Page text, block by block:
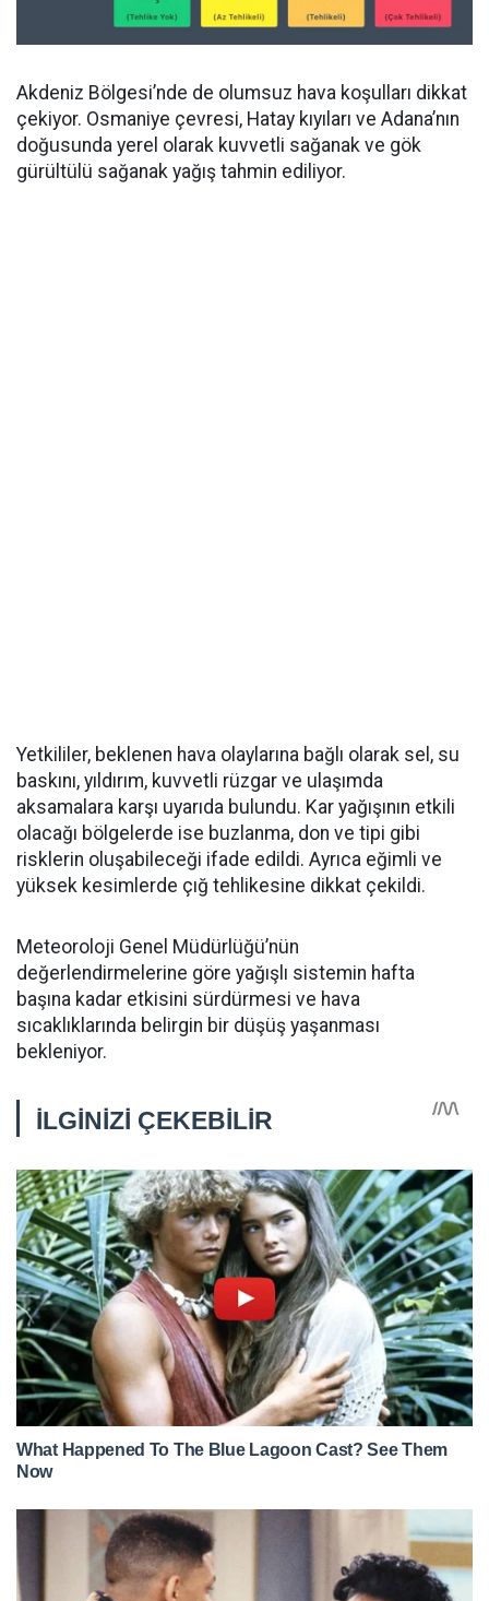
Akdeniz Bölgesi’nde de olumsuz hava koşulları dikkat
çekiyor. Osmaniye çevresi, Hatay kıyıları ve Adana’nın
doğusunda yerel olarak kuvvetli sağanak ve gök
gürültülü sağanak yağış tahmin ediliyor.
Yetkililer, beklenen hava olaylarına bağlı olarak sel, su
baskını, yıldırım, kuvvetli rüzgar ve ulaşımda
aksamalara karşı uyarıda bulundu. Kar yağışının etkili
olacağı bölgelerde ise buzlanma, don ve tipi gibi
risklerin oluşabileceği ifade edildi. Ayrıca eğimli ve
yüksek kesimlerde çığ tehlikesine dikkat çekildi.
Meteoroloji Genel Müdürlüğü’nün
değerlendirmelerine göre yağışlı sistemin hafta
başına kadar etkisini sürdürmesi ve hava
sıcaklıklarında belirgin bir düşüş yaşanması
bekleniyor.